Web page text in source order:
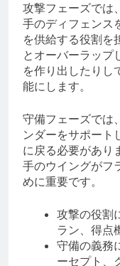
攻撃フェーズでは
手のディフェンス
を供給する役割を
とオーバーラップ
を作り出したりし
能にします。
守備フェーズでは
ンダーをサポート
に戻る必要があり
手のウイングがフ
めに重要です。
攻撃の役割
ラン、得点
守備の義務
ーセプト、